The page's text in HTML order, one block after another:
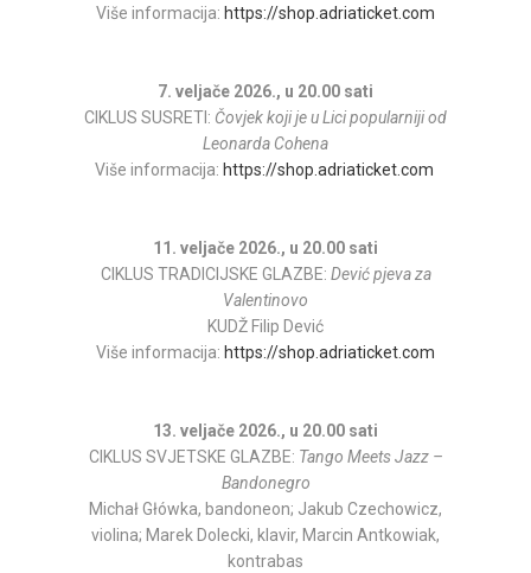
Više informacija: https://shop.adriaticket.com
7. veljače 2026., u 20.00 sati
CIKLUS SUSRETI: Čovjek koji je u Lici popularniji od
Leonarda Cohena
Više informacija: https://shop.adriaticket.com
11. veljače 2026., u 20.00 sati
CIKLUS TRADICIJSKE GLAZBE: Dević pjeva za
Valentinovo
KUDŽ Filip Dević
Više informacija: https://shop.adriaticket.com
13. veljače 2026., u 20.00 sati
CIKLUS SVJETSKE GLAZBE: Tango Meets Jazz –
Bandonegro
Michał Główka, bandoneon; Jakub Czechowicz,
violina; Marek Dolecki, klavir, Marcin Antkowiak,
kontrabas